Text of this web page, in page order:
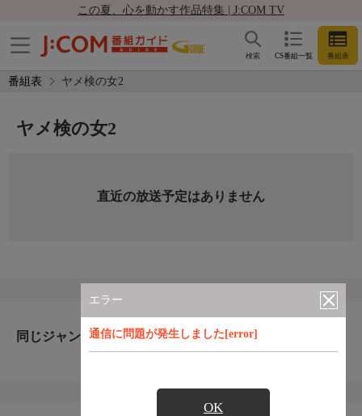
この夏、心を動かす作品特集 | J:COM TV
CS番組一覧 番組表
検索
番組表 ヤメ検の女2
エラー
通信に問題が発生しました[error]
OK
ヤメ検の女2
直近の放送予定はありません
同じジャンルのおすすめ番組